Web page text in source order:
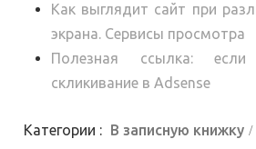
Как выглядит сайт при
экрана. Сервисы просмотра
Полезная ссылка:
скликивание в Adsense
Категории : В записную книжку